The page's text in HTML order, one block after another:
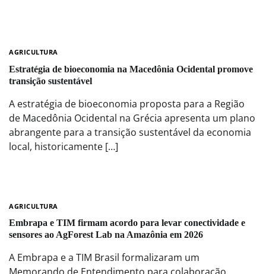
AGRICULTURA
Estratégia de bioeconomia na Macedônia Ocidental promove
transição sustentável
A estratégia de bioeconomia proposta para a Região
de Macedônia Ocidental na Grécia apresenta um plano
abrangente para a transição sustentável da economia
local, historicamente […]
AGRICULTURA
Embrapa e TIM firmam acordo para levar conectividade e
sensores ao AgForest Lab na Amazônia em 2026
A Embrapa e a TIM Brasil formalizaram um